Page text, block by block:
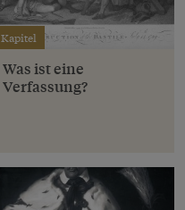
Kapitel
Was ist eine
Verfassung?